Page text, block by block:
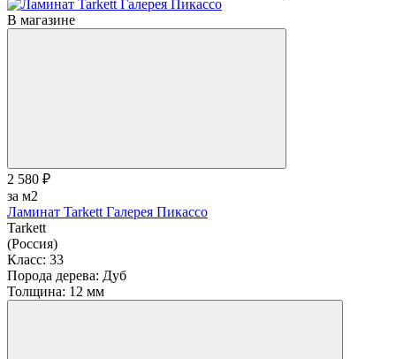
В магазине
2 580 ₽
за м2
Ламинат Tarkett Галерея Пикассо
Tarkett
(Россия)
Класс: 33
Порода дерева: Дуб
Толщина: 12 мм